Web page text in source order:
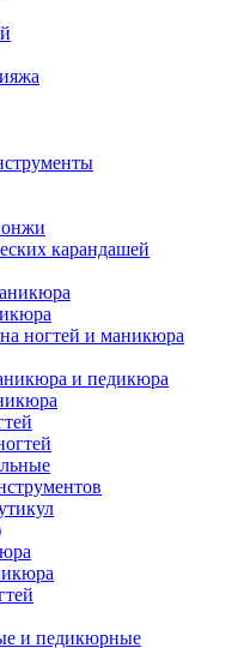
карандашей
ногтей и маникюра
и педикюра